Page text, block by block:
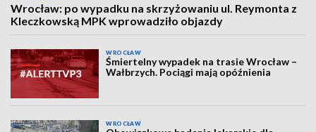
Wrocław: po wypadku na skrzyżowaniu ul. Reymonta z
Kleczkowską MPK wprowadziło objazdy
WROCŁAW
Śmiertelny wypadek na trasie Wrocław –
Wałbrzych. Pociągi mają opóźnienia
WROCŁAW